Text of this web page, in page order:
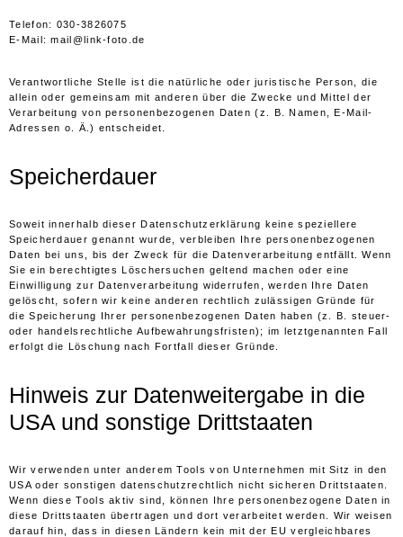
Telefon: 030-3826075
E-Mail: mail@link-foto.de
Verantwortliche Stelle ist die natürliche oder juristische Person, die
allein oder gemeinsam mit anderen über die Zwecke und Mittel der
Verarbeitung von personenbezogenen Daten (z. B. Namen, E-Mail-
Adressen o. Ä.) entscheidet.
Speicherdauer
Soweit innerhalb dieser Datenschutzerklärung keine speziellere
Speicherdauer genannt wurde, verbleiben Ihre personenbezogenen
Daten bei uns, bis der Zweck für die Datenverarbeitung entfällt. Wenn
Sie ein berechtigtes Löschersuchen geltend machen oder eine
Einwilligung zur Datenverarbeitung widerrufen, werden Ihre Daten
gelöscht, sofern wir keine anderen rechtlich zulässigen Gründe für
die Speicherung Ihrer personenbezogenen Daten haben (z. B. steuer-
oder handelsrechtliche Aufbewahrungsfristen); im letztgenannten Fall
erfolgt die Löschung nach Fortfall dieser Gründe.
Hinweis zur Datenweitergabe in die
USA und sonstige Drittstaaten
Wir verwenden unter anderem Tools von Unternehmen mit Sitz in den
USA oder sonstigen datenschutzrechtlich nicht sicheren Drittstaaten.
Wenn diese Tools aktiv sind, können Ihre personenbezogene Daten in
diese Drittstaaten übertragen und dort verarbeitet werden. Wir weisen
darauf hin, dass in diesen Ländern kein mit der EU vergleichbares